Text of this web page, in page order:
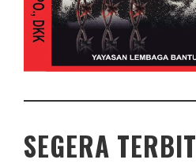
SEGERA TERBIT